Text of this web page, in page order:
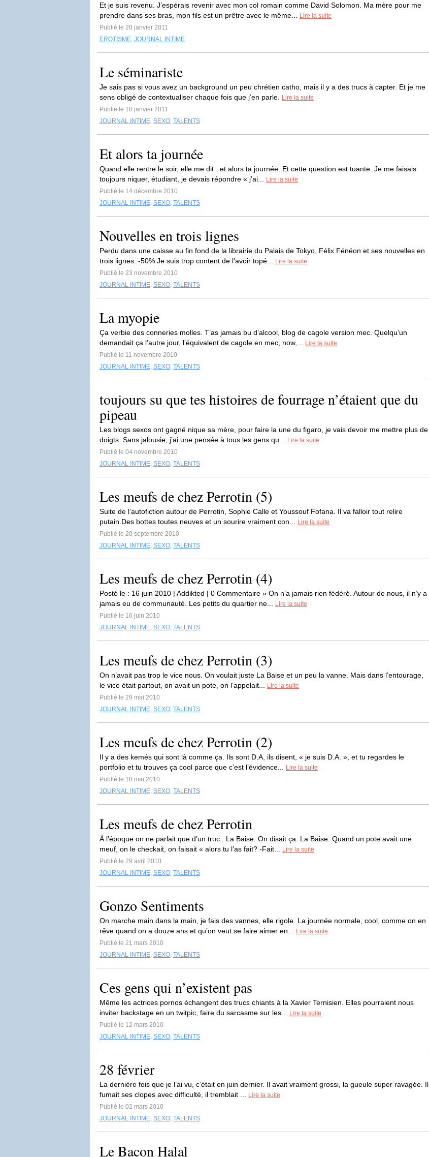
Et je suis revenu. J’espérais revenir avec mon col romain comme David Solomon. Ma mère pour me
prendre dans ses bras, mon fils est un prêtre avec le même...
Lire la suite
Publié le 20 janvier 2011
EROTISME, JOURNAL INTIME
Le séminariste
Je sais pas si vous avez un background un peu chrétien catho, mais il y a des trucs à capter. Et je me
sens obligé de contextualiser chaque fois que j’en parle.
Lire la suite
Publié le 18 janvier 2011
JOURNAL INTIME, SEXO, TALENTS
Et alors ta journée
Quand elle rentre le soir, elle me dit : et alors ta journée. Et cette question est tuante. Je me faisais
toujours niquer, étudiant, je devais répondre « j’ai...
Lire la suite
Publié le 14 décembre 2010
JOURNAL INTIME, SEXO, TALENTS
Nouvelles en trois lignes
Perdu dans une caisse au fin fond de la librairie du Palais de Tokyo, Félix Fénéon et ses nouvelles en
trois lignes. -50%.Je suis trop content de l’avoir topé...
Lire la suite
Publié le 23 novembre 2010
JOURNAL INTIME, SEXO, TALENTS
La myopie
Ça verbie des conneries molles. T’as jamais bu d’alcool, blog de cagole version mec. Quelqu’un
demandait ça l’autre jour, l’équivalent de cagole en mec, now,...
Lire la suite
Publié le 11 novembre 2010
JOURNAL INTIME, SEXO, TALENTS
toujours su que tes histoires de fourrage n’étaient que du
pipeau
Les blogs sexos ont gagné nique sa mère, pour faire la une du figaro, je vais devoir me mettre plus de
doigts. Sans jalousie, j’ai une pensée à tous les gens qu...
Lire la suite
Publié le 04 novembre 2010
JOURNAL INTIME, SEXO, TALENTS
Les meufs de chez Perrotin (5)
Suite de l’autofiction autour de Perrotin, Sophie Calle et Youssouf Fofana. Il va falloir tout relire
putain.Des bottes toutes neuves et un sourire vraiment con...
Lire la suite
Publié le 20 septembre 2010
JOURNAL INTIME, SEXO, TALENTS
Les meufs de chez Perrotin (4)
Posté le : 16 juin 2010 | Addikted | 0 Commentaire » On n’a jamais rien fédéré. Autour de nous, il n’y a
jamais eu de communauté. Les petits du quartier ne...
Lire la suite
Publié le 16 juin 2010
JOURNAL INTIME, SEXO, TALENTS
Les meufs de chez Perrotin (3)
On n’avait pas trop le vice nous. On voulait juste La Baise et un peu la vanne. Mais dans l’entourage,
le vice était partout, on avait un pote, on l’appelait...
Lire la suite
Publié le 29 mai 2010
JOURNAL INTIME, SEXO, TALENTS
Les meufs de chez Perrotin (2)
Il y a des kemés qui sont là comme ça. Ils sont D.A, ils disent, « je suis D.A. », et tu regardes le
portfolio et tu trouves ça cool parce que c’est l’évidence...
Lire la suite
Publié le 18 mai 2010
JOURNAL INTIME, SEXO, TALENTS
Les meufs de chez Perrotin
À l’époque on ne parlait que d’un truc : La Baise. On disait ça. La Baise. Quand un pote avait une
meuf, on le checkait, on faisait « alors tu l’as fait? -Fait...
Lire la suite
Publié le 29 avril 2010
JOURNAL INTIME, SEXO, TALENTS
Gonzo Sentiments
On marche main dans la main, je fais des vannes, elle rigole. La journée normale, cool, comme on en
rêve quand on a douze ans et qu’on veut se faire aimer en...
Lire la suite
Publié le 21 mars 2010
JOURNAL INTIME, SEXO, TALENTS
Ces gens qui n’existent pas
Même les actrices pornos échangent des trucs chiants à la Xavier Ternisien. Elles pourraient nous
inviter backstage en un twitpic, faire du sarcasme sur les...
Lire la suite
Publié le 12 mars 2010
JOURNAL INTIME, SEXO, TALENTS
28 février
La dernière fois que je l’ai vu, c’était en juin dernier. Il avait vraiment grossi, la gueule super ravagée. Il
fumait ses clopes avec difficulté, il tremblait ...
Lire la suite
Publié le 02 mars 2010
JOURNAL INTIME, SEXO, TALENTS
Le Bacon Halal